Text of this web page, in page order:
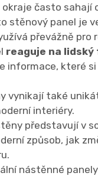
okraje často sahají
stěnový panel je
převážně pro
reaguje na
informace, které
také
interiéry.
představují v
způsob, jak
nástěnné panely